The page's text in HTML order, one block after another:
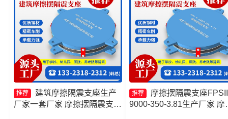
推荐
建筑摩擦隔震支座生产
厂家一套厂家 摩擦摆隔震支座
推荐
摩擦摆隔震支座
9000-350-3.81生产厂家 摩